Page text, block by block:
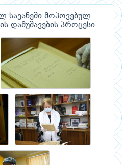
სავანეში მოპოვებულ
დამუშავების პროცესი